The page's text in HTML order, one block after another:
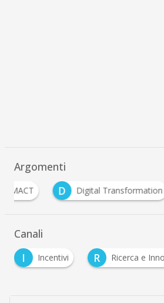
Argomenti
D
Digital Transformation T
Canali
I
Incentivi R Ricerca e